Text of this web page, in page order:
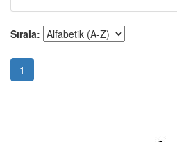
Sırala:
1